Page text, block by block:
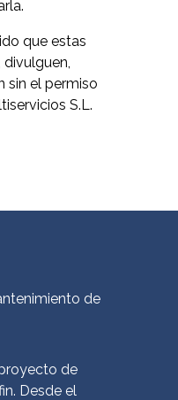
que estas
divulguen,
sin el permiso
S.L.
de
de
Desde el